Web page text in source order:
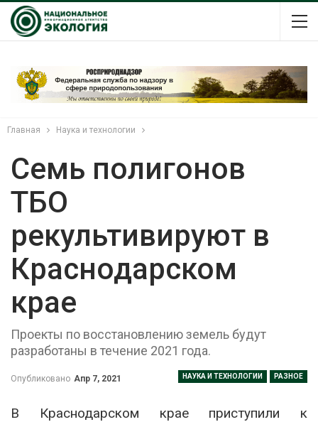
Главная Наука и технологии
Семь полигонов
ТБО
рекультивируют в
Краснодарском
крае
Проекты по восстановлению земель будут
разработаны в течение 2021 года.
НАУКА И ТЕХНОЛОГИИ РАЗНОЕ
Опубликовано Апр 7, 2021
В Краснодарском крае приступили к